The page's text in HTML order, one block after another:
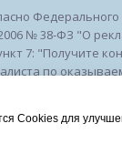
№ 38-ФЗ "О
7: "Получите
по
Cookies для